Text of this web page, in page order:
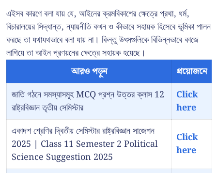
এইসব কারণে বলা যায় যে, আইনের ক্রমবিকাশের ক্ষেত্রে প্রথা, ধর্ম,
বিচারালয়ের সিদ্ধান্ত, ন্যায়নীতি কখন ও কীভাবে সহায়ক হিসেবে ভূমিকা পালন
করছে তা যথাযথভাবে বলা যায় না। কিন্তু উৎসগুলিকে বিভিন্নভাবে কাজে
লাগিয়ে তা আইন প্রণয়নের ক্ষেত্রে সহায়ক হয়েছে।
আরও পড়ুন
প্রয়োজনে
জাতি গঠনে সমস্যাসমূহ MCQ প্রশ্ন উত্তর ক্লাস 12
রাষ্ট্রবিজ্ঞান তৃতীয় সেমিস্টার
Click
here
একাদশ শ্রেণির দ্বিতীয় সেমিস্টার রাষ্ট্রবিজ্ঞান সাজেশন
2025 | Class 11 Semester 2 Political
Science Suggestion 2025
Click
here